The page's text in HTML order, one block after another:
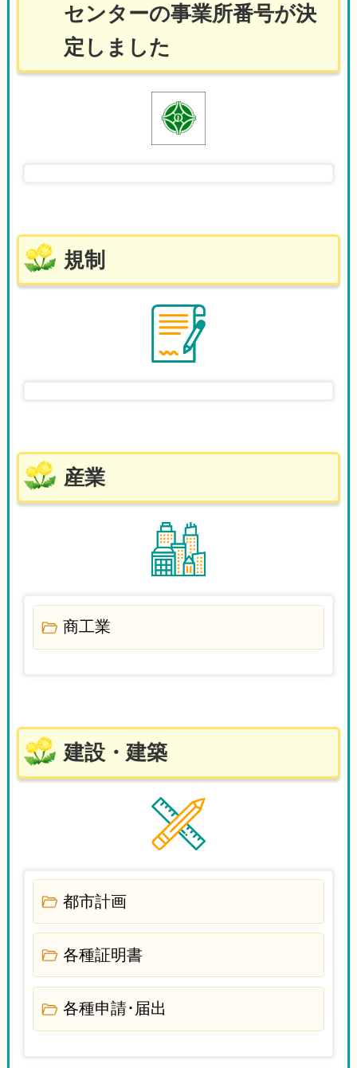
センターの事業所番号が決
定しました
規制
産業
商工業
建設・建築
都市計画
各種証明書
各種申請･届出